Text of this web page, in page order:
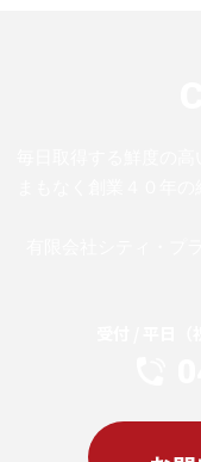
毎日取得する鮮度の
まもなく創業４０年
有限会社シティ・プ
受付 / 平日